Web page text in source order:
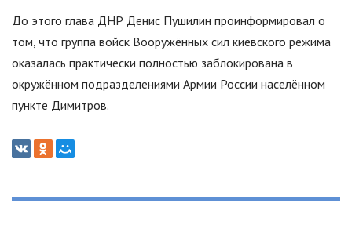
До этого глава ДНР Денис Пушилин проинформировал о
том, что группа войск Вооружённых сил киевского режима
оказалась практически полностью заблокирована в
окружённом подразделениями Армии России населённом
пункте Димитров.